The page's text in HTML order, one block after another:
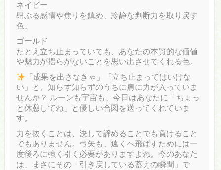
ネイビー
昂ぶる感情や焦りを鎮め、冷静な判断力を取り戻す
色。
ゴールド
たとえ立ち止まっていても、あなたの本質的な価値
や魅力が揺らがないことを思い出させてくれる色。
「成果を出さなきゃ」「立ち止まってはいけな
い」と、知らず知らずのうちに肩に力が入っていま
せんか？ ルーンも宇宙も、今日はあなたに「ちょっ
と休憩してね」と優しい合図を送ってくれていま
す。
力を抜くことは、決して諦めることでも負けること
でもありません。弓矢も、遠くへ飛ばすためには一
度後ろに強く引く必要がありますよね。今のあなた
は、まさにその「引き戻している蓄えの瞬間」で